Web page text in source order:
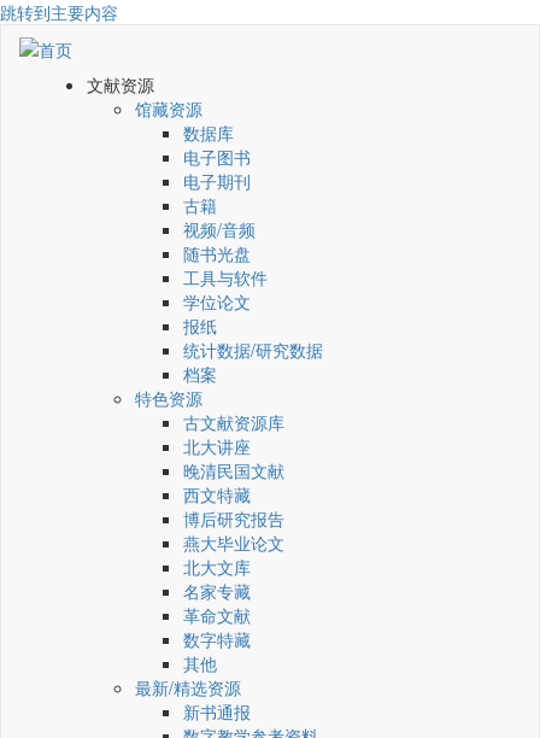
跳转到主要内容
文献资源
馆藏资源
数据库
电子图书
电子期刊
古籍
视频/音频
随书光盘
工具与软件
学位论文
报纸
统计数据/研究数据
档案
特色资源
古文献资源库
北大讲座
晚清民国文献
西文特藏
博后研究报告
燕大毕业论文
北大文库
名家专藏
革命文献
数字特藏
其他
最新/精选资源
新书通报